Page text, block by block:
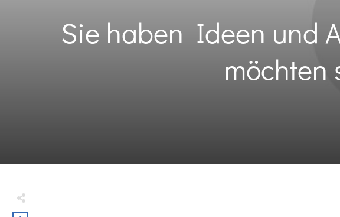
Sie haben Ideen und
möchten